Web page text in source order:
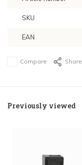
SKU
EAN
Compare Share
Previously viewed